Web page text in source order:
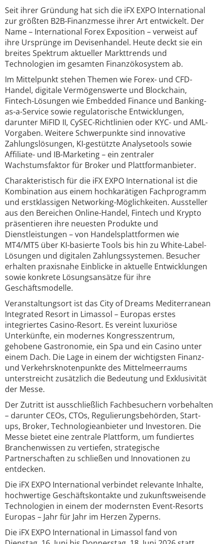
Seit ihrer Gründung hat sich die iFX EXPO International
zur größten B2B-Finanzmesse ihrer Art entwickelt. Der
Name – International Forex Exposition – verweist auf
ihre Ursprünge im Devisenhandel. Heute deckt sie ein
breites Spektrum aktueller Markttrends und
Technologien im gesamten Finanzökosystem ab.
Im Mittelpunkt stehen Themen wie Forex- und CFD-
Handel, digitale Vermögenswerte und Blockchain,
Fintech-Lösungen wie Embedded Finance und Banking-
as-a-Service sowie regulatorische Entwicklungen,
darunter MiFID II, CySEC-Richtlinien oder KYC- und AML-
Vorgaben. Weitere Schwerpunkte sind innovative
Zahlungslösungen, KI-gestützte Analysetools sowie
Affiliate- und IB-Marketing – ein zentraler
Wachstumsfaktor für Broker und Plattformanbieter.
Charakteristisch für die iFX EXPO International ist die
Kombination aus einem hochkarätigen Fachprogramm
und erstklassigen Networking-Möglichkeiten. Aussteller
aus den Bereichen Online-Handel, Fintech und Krypto
präsentieren ihre neuesten Produkte und
Dienstleistungen – von Handelsplattformen wie
MT4/MT5 über KI-basierte Tools bis hin zu White-Label-
Lösungen und digitalen Zahlungssystemen. Besucher
erhalten praxisnahe Einblicke in aktuelle Entwicklungen
sowie konkrete Lösungsansätze für ihre
Geschäftsmodelle.
Veranstaltungsort ist das City of Dreams Mediterranean
Integrated Resort in Limassol – Europas erstes
integriertes Casino-Resort. Es vereint luxuriöse
Unterkünfte, ein modernes Kongresszentrum,
gehobene Gastronomie, ein Spa und ein Casino unter
einem Dach. Die Lage in einem der wichtigsten Finanz-
und Verkehrsknotenpunkte des Mittelmeerraums
unterstreicht zusätzlich die Bedeutung und Exklusivität
der Messe.
Der Zutritt ist ausschließlich Fachbesuchern vorbehalten
– darunter CEOs, CTOs, Regulierungsbehörden, Start-
ups, Broker, Technologieanbieter und Investoren. Die
Messe bietet eine zentrale Plattform, um fundiertes
Branchenwissen zu vertiefen, strategische
Partnerschaften zu schließen und Innovationen zu
entdecken.
Die iFX EXPO International verbindet relevante Inhalte,
hochwertige Geschäftskontakte und zukunftsweisende
Technologien in einem der modernsten Event-Resorts
Europas – Jahr für Jahr im Herzen Zyperns.
Die iFX EXPO International in Limassol fand von